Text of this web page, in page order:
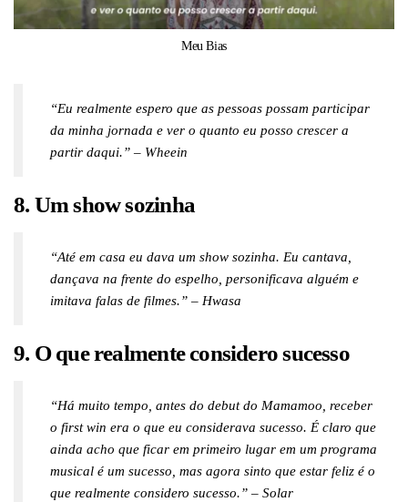
Meu Bias
“Eu realmente espero que as pessoas possam participar
da minha jornada e ver o quanto eu posso crescer a
partir daqui.” – Wheein
8. Um show sozinha
“Até em casa eu dava um show sozinha. Eu cantava,
dançava na frente do espelho, personificava alguém e
imitava falas de filmes.” – Hwasa
9. O que realmente considero sucesso
“Há muito tempo, antes do debut do Mamamoo, receber
o first win era o que eu considerava sucesso. É claro que
ainda acho que ficar em primeiro lugar em um programa
musical é um sucesso, mas agora sinto que estar feliz é o
que realmente considero sucesso.” – Solar